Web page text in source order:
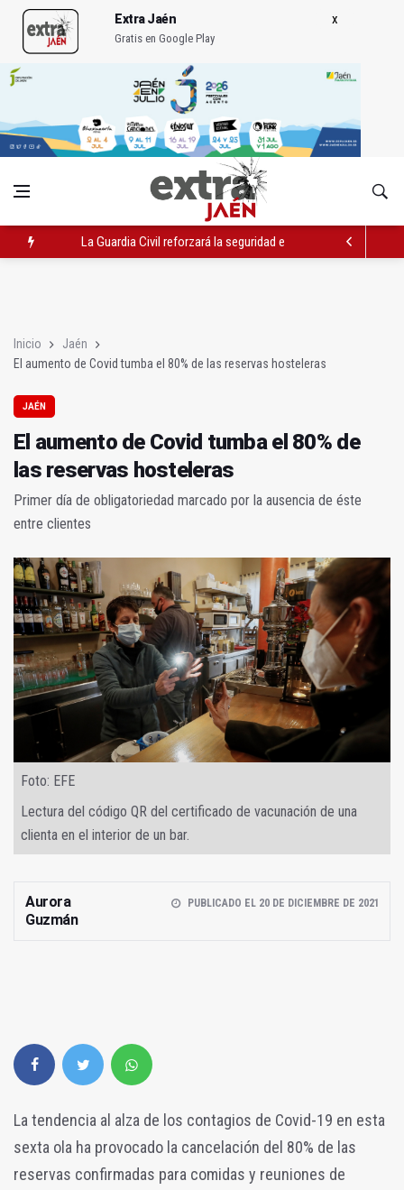
Extra Jaén
Gratis en Google Play
La Guardia Civil reforzará la seguridad el 12 de agosto por el
Inicio
Jaén
El aumento de Covid tumba el 80% de las reservas hosteleras
JAÉN
El aumento de Covid tumba el 80% de
las reservas hosteleras
Primer día de obligatoriedad marcado por la ausencia de éste
entre clientes
Foto: EFE
Lectura del código QR del certificado de vacunación de una
clienta en el interior de un bar.
Aurora
Guzmán
PUBLICADO EL 20 DE DICIEMBRE DE 2021
La tendencia al alza de los contagios de Covid-19 en esta
sexta ola ha provocado la cancelación del 80% de las
reservas confirmadas para comidas y reuniones de